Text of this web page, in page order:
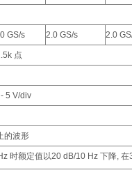
GS/s 2.0 GS/s 2.0
点
5 V/div
的波形
时额定值以20 dB/10 Hz 下降,